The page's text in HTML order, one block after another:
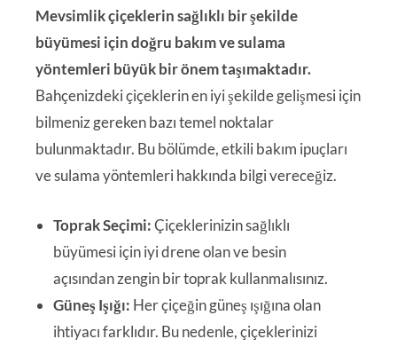
Mevsimlik çiçeklerin sağlıklı bir şekilde
büyümesi için doğru bakım ve sulama
yöntemleri büyük bir önem taşımaktadır.
Bahçenizdeki çiçeklerin en iyi şekilde gelişmesi için
bilmeniz gereken bazı temel noktalar
bulunmaktadır. Bu bölümde, etkili bakım ipuçları
ve sulama yöntemleri hakkında bilgi vereceğiz.
Toprak Seçimi:Çiçeklerinizin sağlıklı
büyümesi için iyi drene olan ve besin
açısından zengin bir toprak kullanmalısınız.
Güneş Işığı: Her çiçeğin güneş ışığına olan
ihtiyacı farklıdır. Bu nedenle, çiçeklerinizi